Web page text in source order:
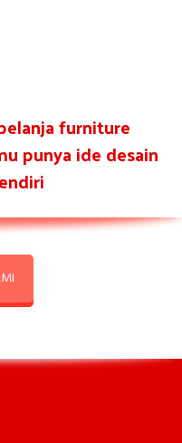
furniture
punya ide desain